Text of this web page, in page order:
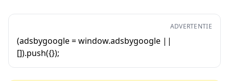
ADVERTENTIE
(adsbygoogle = window.adsbygoogle ||
[]).push({});